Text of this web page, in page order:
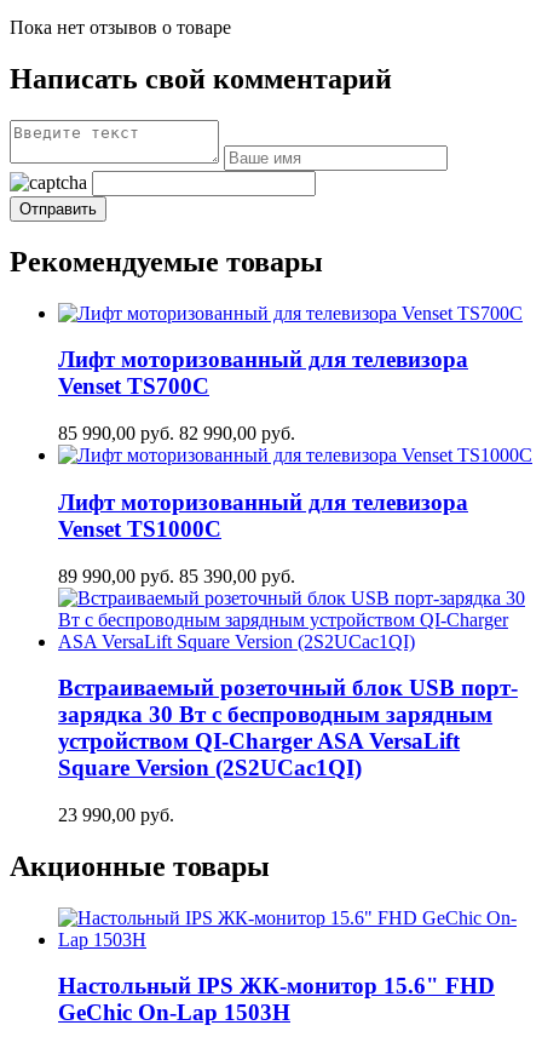
Пока нет отзывов о товаре
Написать свой комментарий
Рекомендуемые товары
Лифт моторизованный для телевизора
Venset TS700С
85 990,00 руб. 82 990,00 руб.
Лифт моторизованный для телевизора
Venset TS1000C
89 990,00 руб. 85 390,00 руб.
Встраиваемый розеточный блок USB порт-
зарядка 30 Вт c беспроводным зарядным
устройством QI-Charger ASA VersaLift
Square Version (2S2UCaс1QI)
23 990,00 руб.
Акционные товары
Настольный IPS ЖК-монитор 15.6" FHD
GeСhic On-Lap 1503H